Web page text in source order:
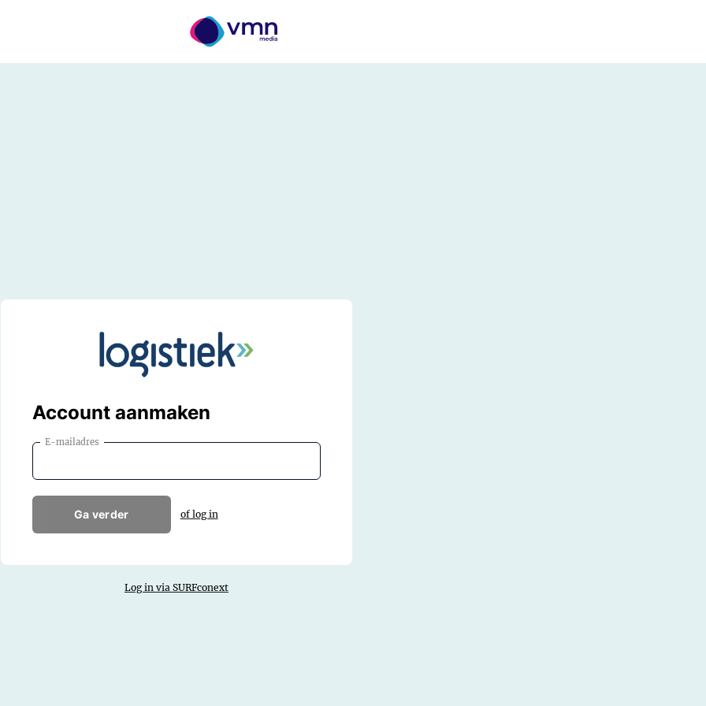
Account aanmaken
E-mailadres
Ga verder of log in
Log in via SURFconext